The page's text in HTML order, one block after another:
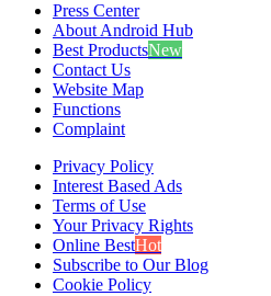
Press Center
About Android Hub
Best ProductsNew
Contact Us
Website Map
Functions
Complaint
Privacy Policy
Interest Based Ads
Terms of Use
Your Privacy Rights
Online BestHot
Subscribe to Our Blog
Cookie Policy